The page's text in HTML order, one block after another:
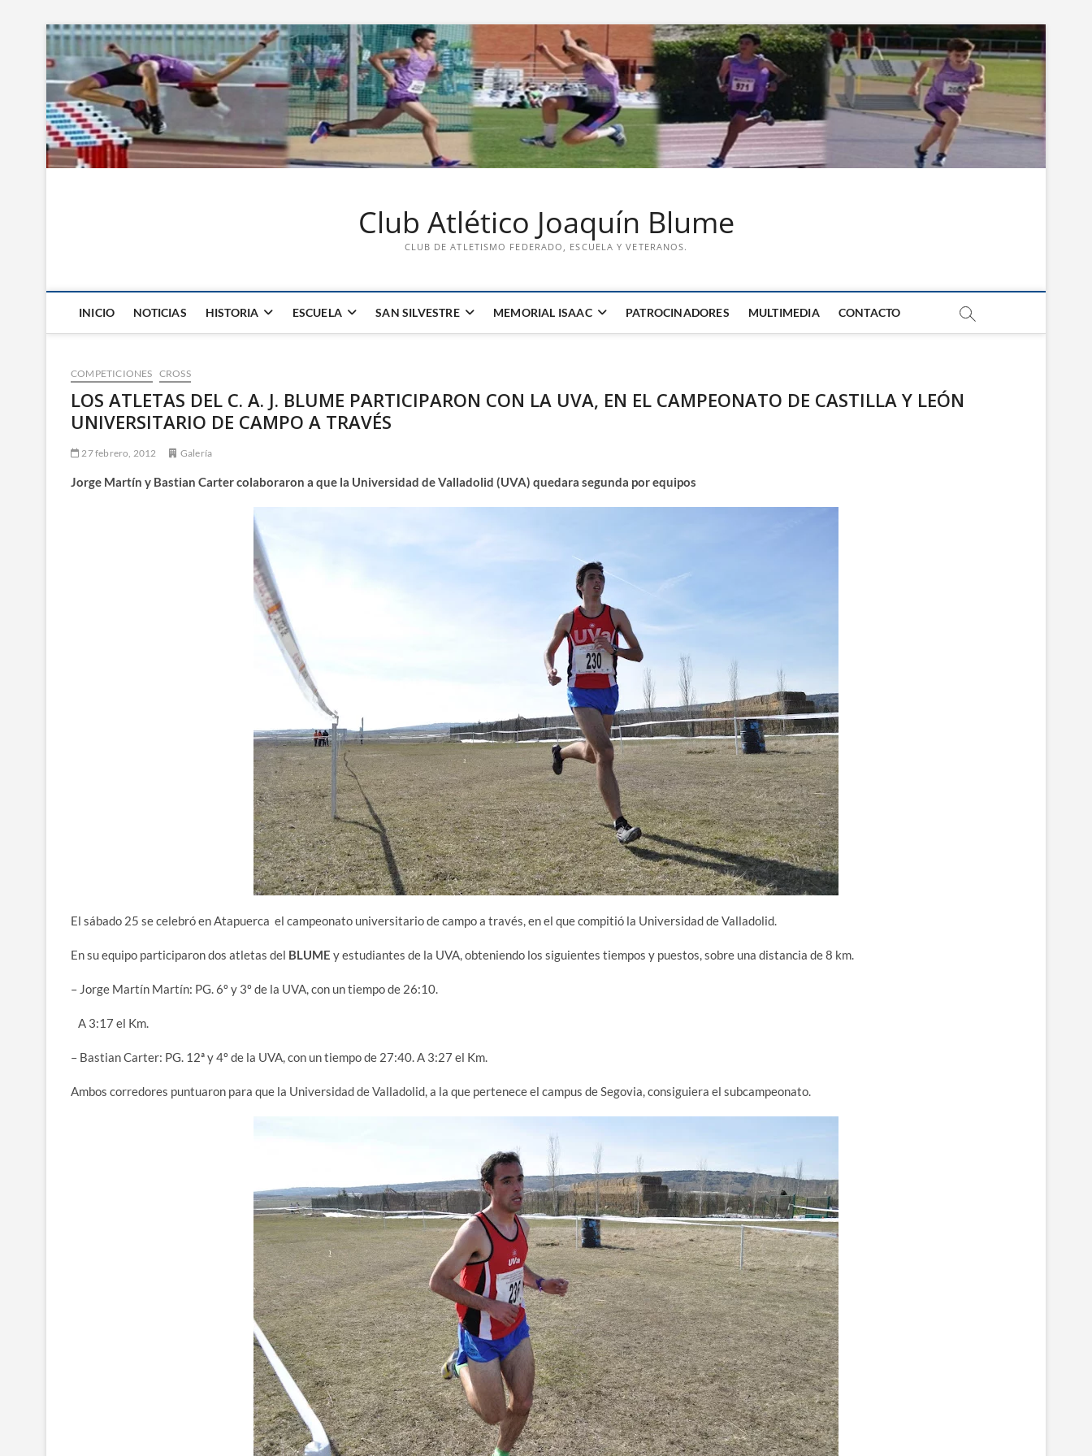
Saltar
contenido
Club Atlético Joaquín Blume
CLUB DE ATLETISMO FEDERADO, ESCUELA Y VETERANOS.
INICIO NOTICIAS HISTORIA ESCUELA SAN SILVESTRE MEMORIAL ISAAC PATROCINADORES MULTIMEDIA CONTACTO
COMPETICIONES CROSS
LOS ATLETAS DEL C. A. J. BLUME PARTICIPARON CON LA UVA, EN EL CAMPEONATO DE CASTILLA Y LEÓN
UNIVERSITARIO DE CAMPO A TRAVÉS
27 febrero, 2012 Galería
Jorge Martín y Bastian Carter colaboraron a que la Universidad de Valladolid (UVA) quedara segunda por equipos
El sábado 25 se celebró en Atapuerca el campeonato universitario de campo a través, en el que compitió la Universidad de Valladolid.
En su equipo participaron dos atletas del BLUME y estudiantes de la UVA, obteniendo los siguientes tiempos y puestos, sobre una distancia de 8 km.
– Jorge Martín Martín: PG. 6º y 3º de la UVA, con un tiempo de 26:10.
A 3:17 el Km.
– Bastian Carter: PG. 12ª y 4º de la UVA, con un tiempo de 27:40. A 3:27 el Km.
Ambos corredores puntuaron para que la Universidad de Valladolid, a la que pertenece el campus de Segovia, consiguiera el subcampeonato.